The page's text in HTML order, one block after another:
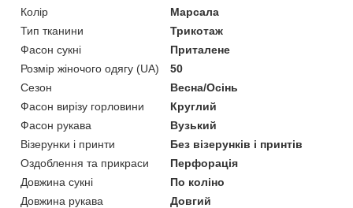
Колір
Марсала
Тип тканини
Трикотаж
Фасон сукні
Приталене
Розмір жіночого одягу (UA)
50
Сезон
Весна/Осінь
Фасон вирізу горловини
Круглий
Фасон рукава
Вузький
Візерунки і принти
Без візерунків і принтів
Оздоблення та прикраси
Перфорація
Довжина сукні
По коліно
Довжина рукава
Довгий